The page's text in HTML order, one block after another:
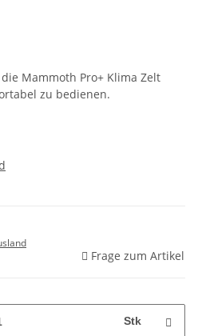
Mammoth Pro+ Klima Zelt
zu bedienen.
Frage zum Artikel
Stk